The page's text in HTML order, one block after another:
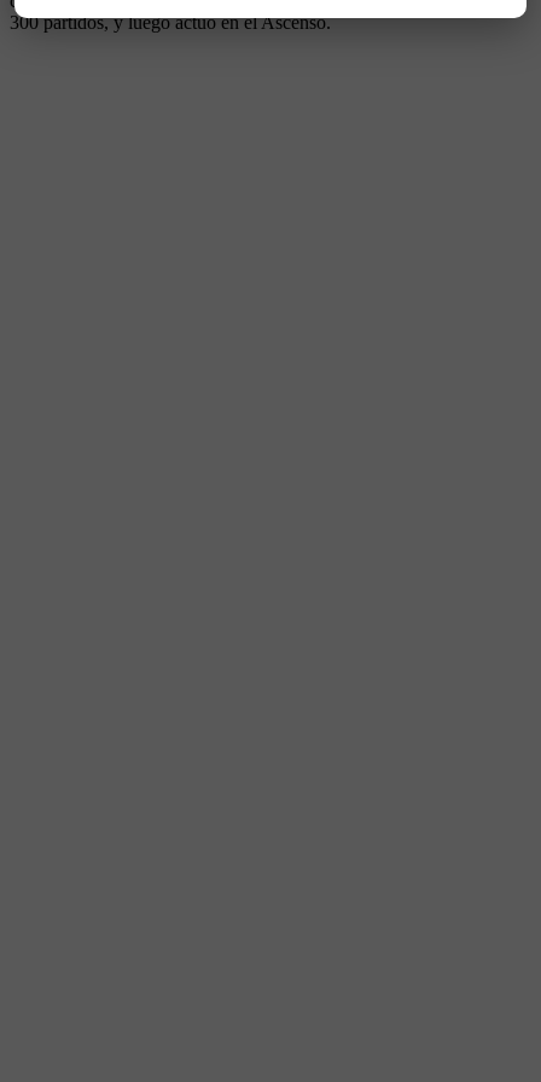
300 partidos, y luego actuó en el Ascenso.